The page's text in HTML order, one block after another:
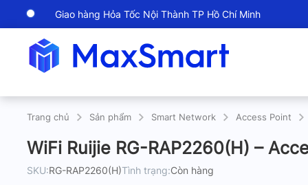
Giao hàng Hỏa Tốc Nội Thành TP Hồ Chí Minh
Trang chủ Sản phẩm Smart Network Access Point
WiFi Ruijie RG-RAP2260(H) –
SKU:RG-RAP2260(H)Tình trạng:Còn hàng